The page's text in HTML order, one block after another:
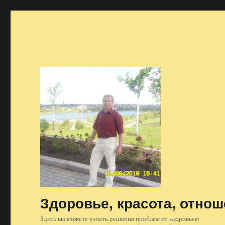
Здоровье, красота,
Здесь вы можете узнать решения проблем со здоровьем